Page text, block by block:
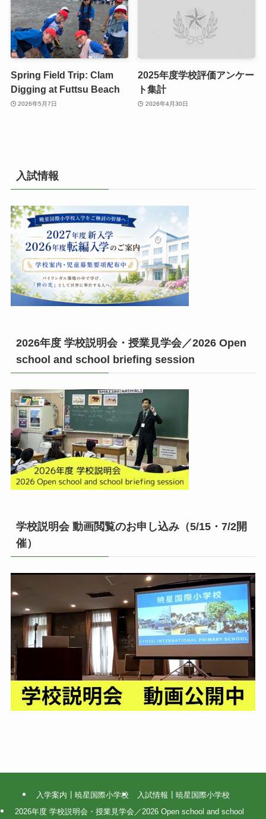
Spring Field Trip: Clam
Digging at Futtsu Beach
2026年5月7日
2025年度学校評価アンケー
ト集計
2026年4月30日
入試情報
2026年度 学校説明会・授業見学会／2026 Open
school and school briefing session
学校説明会 動画閲覧のお申し込み（5/15・7/2開
催）
入学案内┃暁星国際小学校
入試情報┃暁星国際小学校
2026年度 学校説明会・授業見学会／2026 Open school and school